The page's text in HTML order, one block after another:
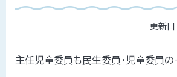
更新
主任児童委員も民生委員・児童委員の